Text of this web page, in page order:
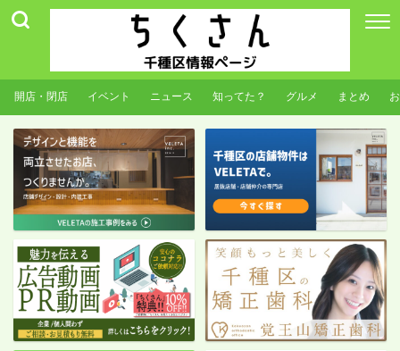
開店・閉店 イベント ニュース 知ってた？ グルメ まとめ